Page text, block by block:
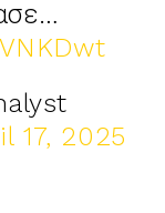
17, 2025